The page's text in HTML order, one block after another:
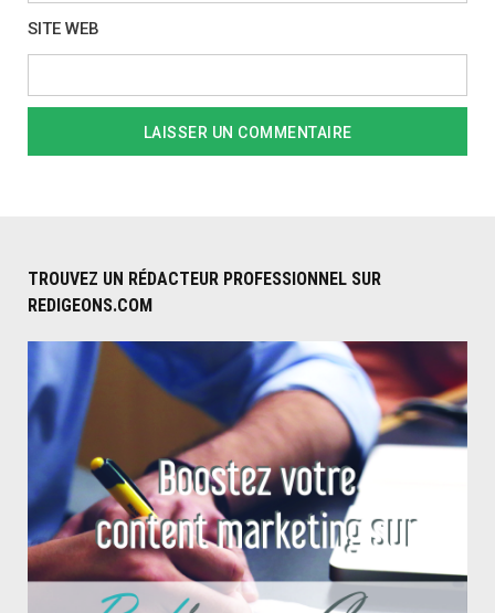
SITE WEB
TROUVEZ UN RÉDACTEUR PROFESSIONNEL SUR
REDIGEONS.COM